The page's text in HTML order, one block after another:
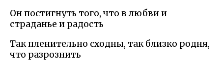
Он постигнуть того, что в любви и
страданье и радость
Так пленительно сходны, так близко родня,
что разрознить